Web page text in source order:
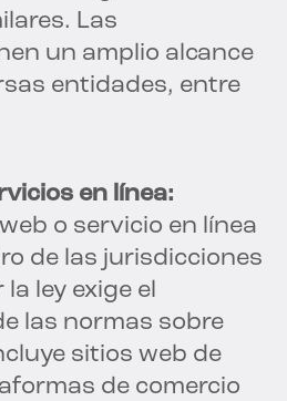
Las
un amplio alcance
entidades, entre
en línea:
o servicio en línea
de las jurisdicciones
ley exige el
las normas sobre
sitios web de
de comercio